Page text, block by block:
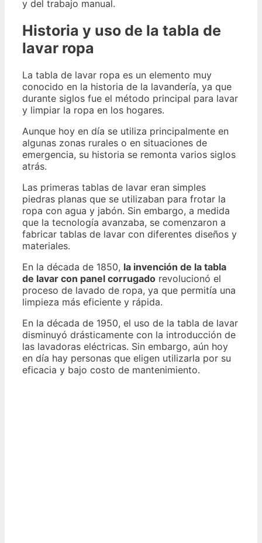
y del trabajo manual.
Historia y uso de la tabla de
lavar ropa
La tabla de lavar ropa es un elemento muy
conocido en la historia de la lavandería, ya que
durante siglos fue el método principal para lavar
y limpiar la ropa en los hogares.
Aunque hoy en día se utiliza principalmente en
algunas zonas rurales o en situaciones de
emergencia, su historia se remonta varios siglos
atrás.
Las primeras tablas de lavar eran simples
piedras planas que se utilizaban para frotar la
ropa con agua y jabón. Sin embargo, a medida
que la tecnología avanzaba, se comenzaron a
fabricar tablas de lavar con diferentes diseños y
materiales.
En la década de 1850, la invención de la tabla
de lavar con panel corrugado revolucionó el
proceso de lavado de ropa, ya que permitía una
limpieza más eficiente y rápida.
En la década de 1950, el uso de la tabla de lavar
disminuyó drásticamente con la introducción de
las lavadoras eléctricas. Sin embargo, aún hoy
en día hay personas que eligen utilizarla por su
eficacia y bajo costo de mantenimiento.